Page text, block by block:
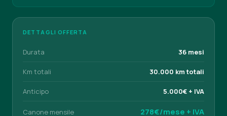
DETTAGLI OFFERTA
Durata 36 mesi
Km totali 30.000 km totali
Anticipo 5.000€ + IVA
Canone mensile 278€/mese + IVA